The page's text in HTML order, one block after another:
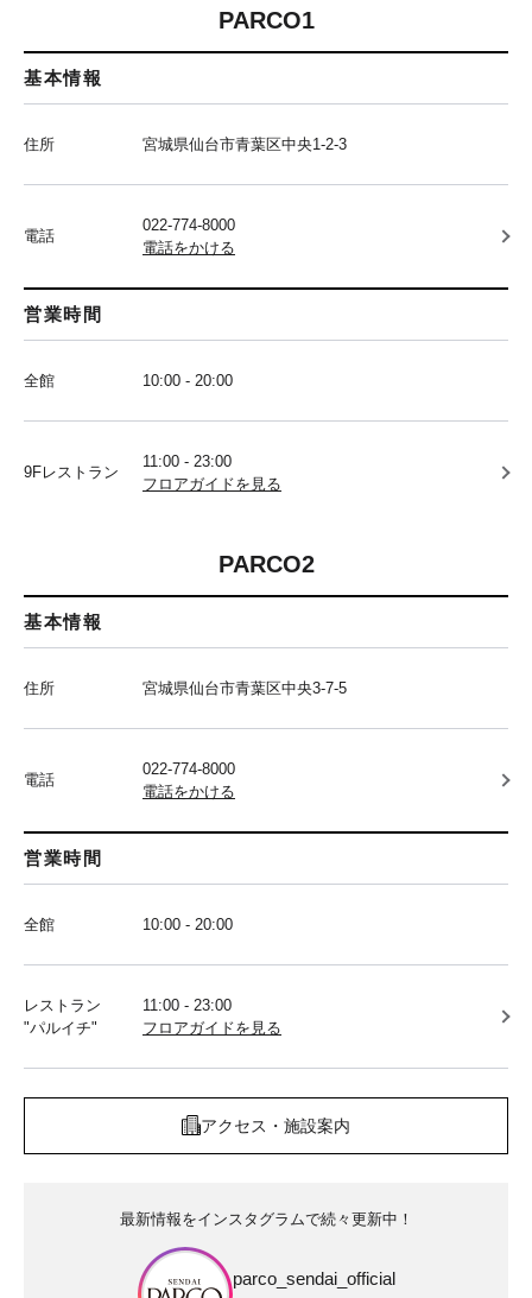
PARCO1
基本情報
住所 宮城県仙台市青葉区中央1-2-3
電話
022-774-8000
電話をかける
営業時間
全館 10:00 - 20:00
9Fレストラン
11:00 - 23:00
フロアガイドを見る
PARCO2
基本情報
住所 宮城県仙台市青葉区中央3-7-5
電話
022-774-8000
電話をかける
営業時間
全館 10:00 - 20:00
レストラン
"パルイチ"
11:00 - 23:00
フロアガイドを見る
アクセス・施設案内
最新情報をインスタグラムで続々更新中！
parco_sendai_official